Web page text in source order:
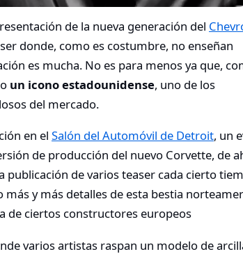
de la nueva generación del
donde, como es costumbre, no enseñan
es mucha. No es para menos ya que,
un icono estadounidense, uno de los
del mercado.
en el Salón del Automóvil de Detroit, un
de producción del nuevo Corvette, de
de varios teaser cada cierto
y más detalles de esta bestia
de ciertos constructores europeos
varios artistas raspan un modelo de